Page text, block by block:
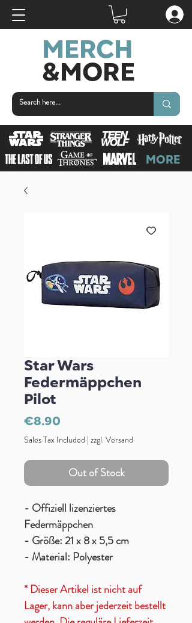
MERCH
&MORE
MORE
Star Wars
Federmäppchen
Pilot
€8.90
Sales Tax Included | zzgl. Versand
Out of Stock
- Offiziell lizenziertes
Federmäppchen
- Größe: 21 x 8 x 5,5 cm
- Material: Polyester
* Dieser Artikel ist nicht auf
Lager, kann aber jederzeit bestellt